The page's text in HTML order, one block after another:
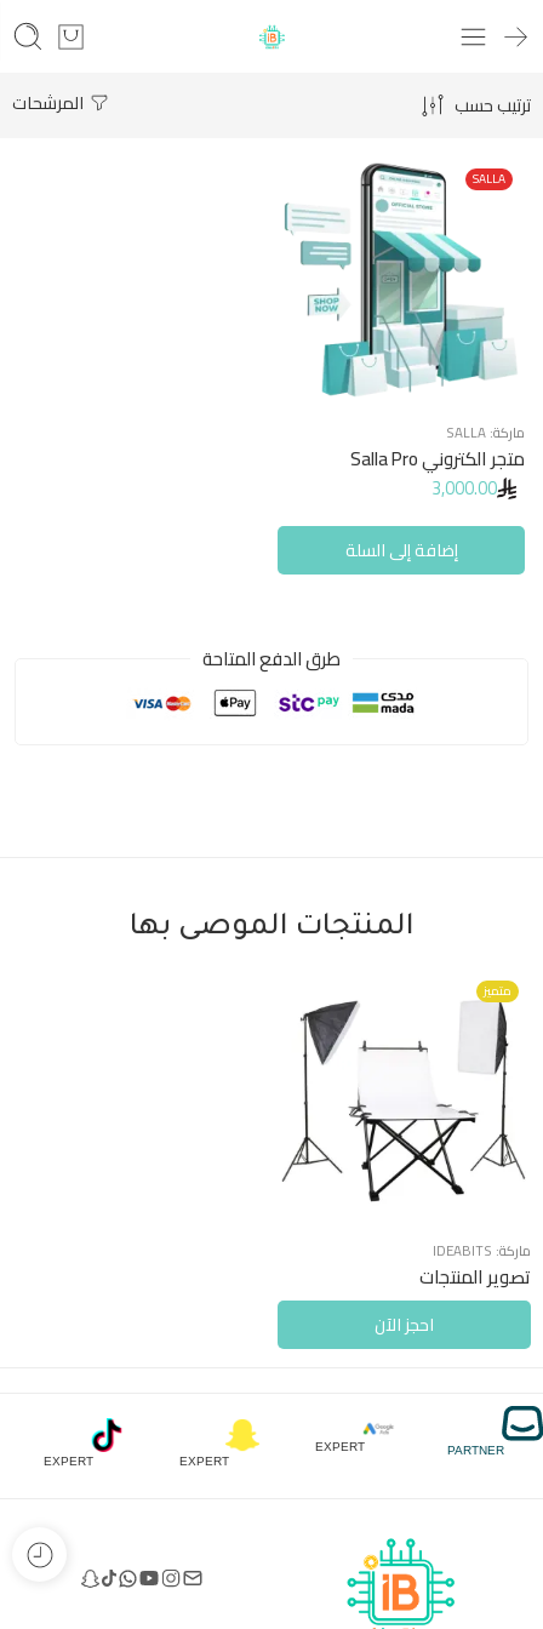
المرشحات ترتيب حسب
SALLA
ماركة:SALLA
متجر الكتروني Salla Pro
3,000.00
إضافة إلى السلة
طرق الدفع المتاحة
المنتجات الموصى بها
متميز
ماركة: IDEABITS
تصوير المنتجات
احجز الآن
PARTNER
EXPERT
EXPERT
EXPERT